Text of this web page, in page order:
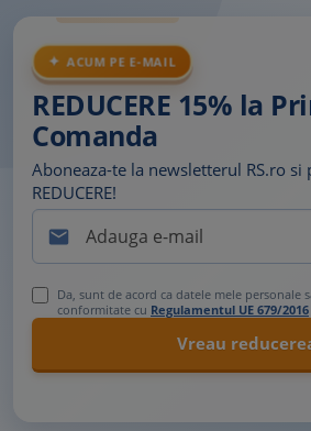
ACUM PE E-MAIL
REDUCERE 15% la
Comanda
Aboneaza-te la newsletterul RS.ro si
REDUCERE!

Da, sunt de acord ca datele mele personale
conformitate cu Regulamentul UE 679/2016